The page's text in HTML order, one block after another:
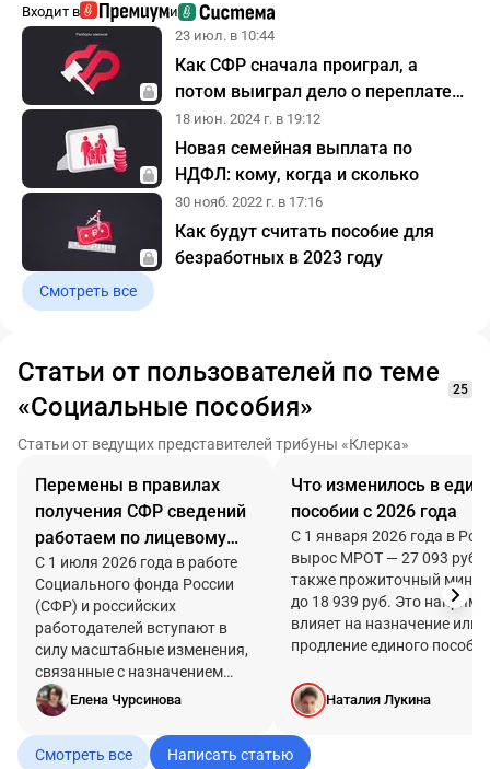
Входит в
и
23 июл. в 10:44
Как СФР сначала проиграл, а
потом выиграл дело о переплате
по больничному: выводы для
страхователей
18 июн. 2024 г. в 19:12
Новая семейная выплата по
НДФЛ: кому, когда и сколько
30 нояб. 2022 г. в 17:16
Как будут считать пособие для
безработных в 2023 году
Смотреть все
Статьи от пользователей по теме
«Социальные пособия»
25
Статьи от ведущих представителей трибуны «Клерка»
Перемены в правилах
получения СФР сведений
работаем по лицевому
счету, а не по запросам
С 1 июля 2026 года в работе
Социального фонда России
(СФР) и российских
работодателей вступают в
силу масштабные изменения,
связанные с назначением
пособий по временной
нетрудоспособности
(больничных), беременности и
родам (декретных), а также
Елена Чурсинова
Что изменилось в
пособии с 2026 года
С 1 января 2026 года в
вырос МРОТ — 27 093 руб.‚
также прожиточный
до 18 939 руб. Это
влияет на назначение или
продление единого
беременных женщин.
Увеличится ли единое
пособие, если его
прошлом году?
Наталия Лукина
Смотреть все Написать статью